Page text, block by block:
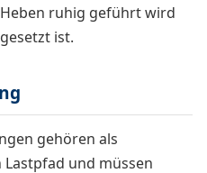
ruhig geführt wird
ist.
gehören als
und müssen